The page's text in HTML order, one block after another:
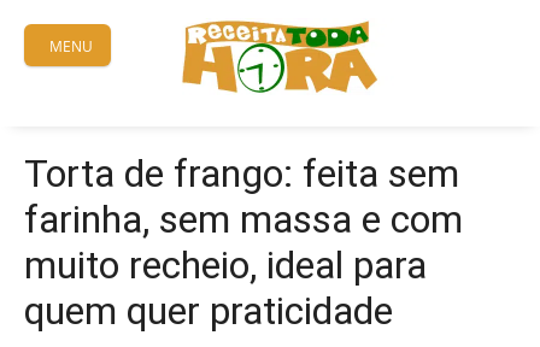
content
MENU
Torta de frango: feita sem
farinha, sem massa e com
muito recheio, ideal para
quem quer praticidade